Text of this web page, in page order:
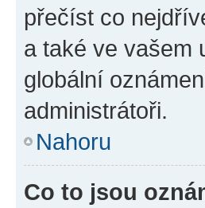
přečíst co
a také ve vašem
globální
administrátoři.
Nahoru
Co to jsou